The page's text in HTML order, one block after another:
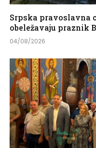
Srpska pravoslavna
obeležavaju praznik
04/08/2026